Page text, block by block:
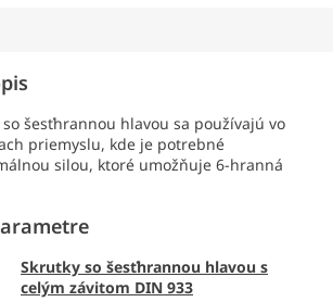
šesťhrannou hlavou sa používajú vo
priemyslu, kde je potrebné
silou, ktoré umožňuje 6-hranná
Skrutky so šesťhrannou hlavou s
celým závitom DIN 933